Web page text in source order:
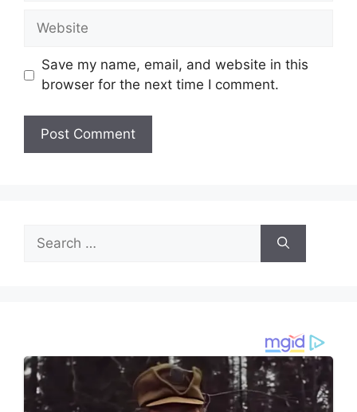
Website
Save my name, email, and website in this
browser for the next time I comment.
for: